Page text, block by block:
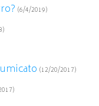
(6/4/2019)
(12/20/2017)